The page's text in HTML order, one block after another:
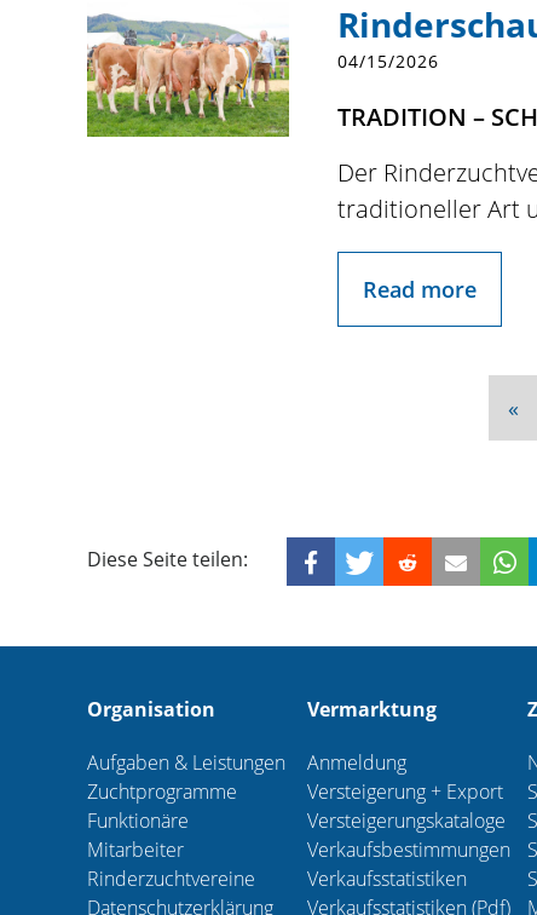
04/15/2026
TRADITION –
Der
traditioneller Art
Read more
«
Diese Seite teilen:
Organisation
Aufgaben & Leistungen
Zuchtprogramme
Funktionäre
Mitarbeiter
Rinderzuchtvereine
Datenschutzerklärung
Vermarktung
Anmeldung
Versteigerung + Export
Versteigerungskataloge
Verkaufsbestimmungen
Verkaufsstatistiken
Verkaufsstatistiken (Pdf)